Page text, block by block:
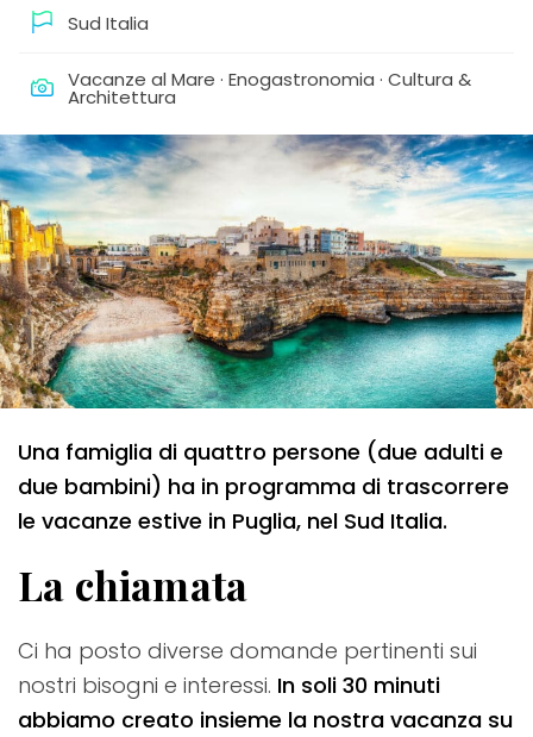
Sud Italia
Vacanze al Mare · Enogastronomia · Cultura &
Architettura
Una famiglia di quattro persone (due adulti e
due bambini) ha in programma di trascorrere
le vacanze estive in Puglia, nel Sud Italia.
La chiamata
Ci ha posto diverse domande pertinenti sui
nostri bisogni e interessi. In soli 30 minuti
abbiamo creato insieme la nostra vacanza su